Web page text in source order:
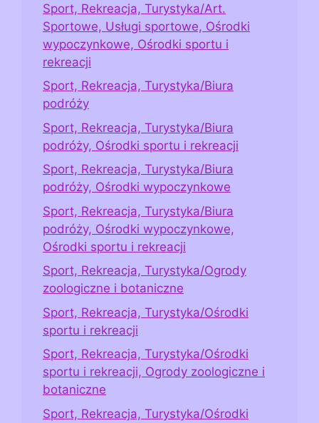
Sport, Rekreacja, Turystyka/Art.
Sportowe, Usługi sportowe, Ośrodki
wypoczynkowe, Ośrodki sportu i
rekreacji
Sport, Rekreacja, Turystyka/Biura
podróży
Sport, Rekreacja, Turystyka/Biura
podróży, Ośrodki sportu i rekreacji
Sport, Rekreacja, Turystyka/Biura
podróży, Ośrodki wypoczynkowe
Sport, Rekreacja, Turystyka/Biura
podróży, Ośrodki wypoczynkowe,
Ośrodki sportu i rekreacji
Sport, Rekreacja, Turystyka/Ogrody
zoologiczne i botaniczne
Sport, Rekreacja, Turystyka/Ośrodki
sportu i rekreacji
Sport, Rekreacja, Turystyka/Ośrodki
sportu i rekreacji, Ogrody zoologiczne i
botaniczne
Sport, Rekreacja, Turystyka/Ośrodki